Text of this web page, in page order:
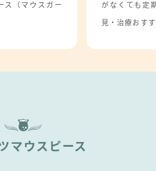
ス（マウスガー
がなくても定
見・治療おす
マウスピース